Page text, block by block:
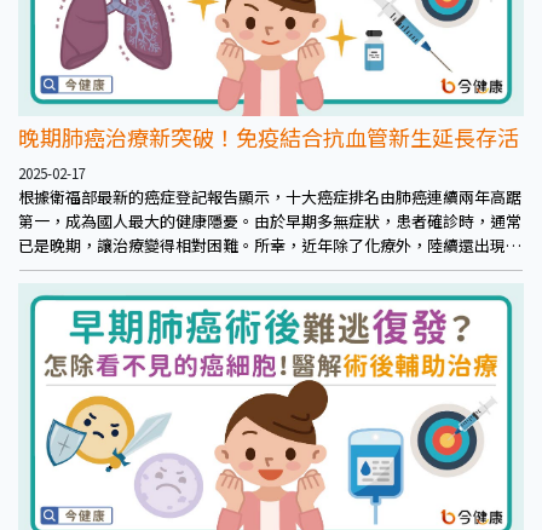
晚期肺癌治療新突破！免疫結合抗血管新生延長存活
2025-02-17
根據衛福部最新的癌症登記報告顯示，十大癌症排名由肺癌連續兩年高踞
第一，成為國人最大的健康隱憂。由於早期多無症狀，患者確診時，通常
已是晚期，讓治療變得相對困難。所幸，近年除了化療外，陸續還出現針
對不同基因的標靶藥物，如今免疫治療也有長足進展，提供晚期肺癌全新
治療契機。